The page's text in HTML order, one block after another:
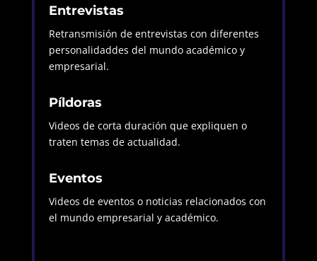
Entrevistas
Retransmisión de entrevistas con diferentes
personalidaddes del mundo académico y
empresarial.
Píldoras
Videos de corta duración que expliquen o
traten temas de actualidad.
Eventos
Videos de eventos o noticias relacionados con
el mundo empresarial y académico.